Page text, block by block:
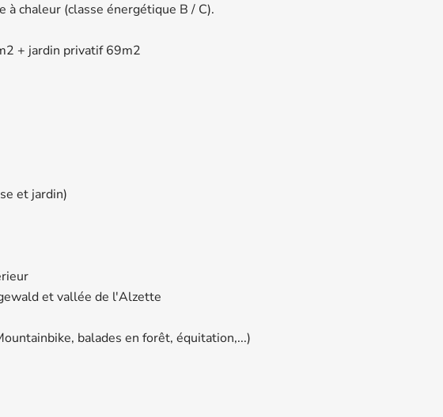
à chaleur (classe énergétique B / C).
+ jardin privatif 69m2
et jardin)
et vallée de l'Alzette
balades en forêt, équitation,...)